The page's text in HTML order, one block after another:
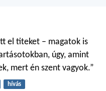
el titeket – magatok is
úgy, amint
mert én szent vagyok.”
hívás